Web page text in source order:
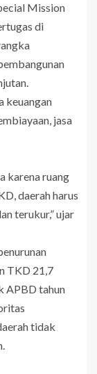
Mission
di
keuangan
jasa
karena ruang
daerah harus
terukur,” ujar
TKD 21,7
APBD tahun
tidak